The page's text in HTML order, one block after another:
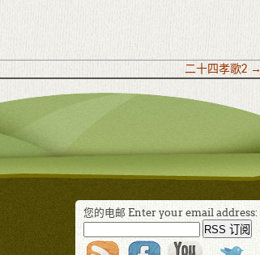
二十四孝歌2 →
您的电邮 Enter your email address: